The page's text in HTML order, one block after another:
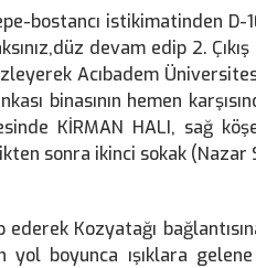
bostancı istikimatinden D-
devam edip 2. Çıkış
Acıbadem
binasının hemen
KİRMAN HALI, sağ
sonra ikinci sokak
Kozyatağı
boyunca ışıklara